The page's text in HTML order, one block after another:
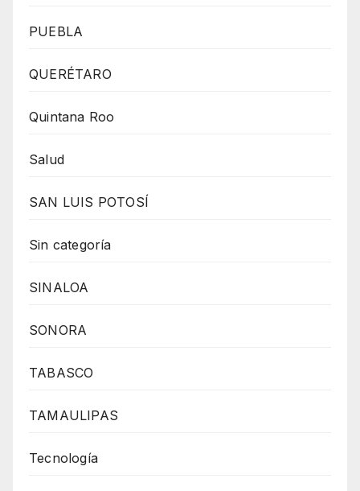
PUEBLA
QUERÉTARO
Quintana Roo
Salud
SAN LUIS POTOSÍ
Sin categoría
SINALOA
SONORA
TABASCO
TAMAULIPAS
Tecnología